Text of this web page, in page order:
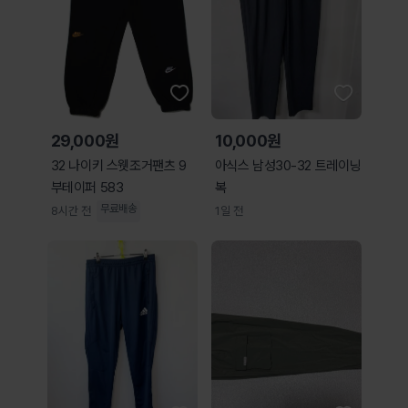
29,000원
32 나이키 스웻조거팬츠 9
부테이퍼 583
8시간 전 무료배송
10,000원
아식스 남성30-32 트레이닝
복
1일 전